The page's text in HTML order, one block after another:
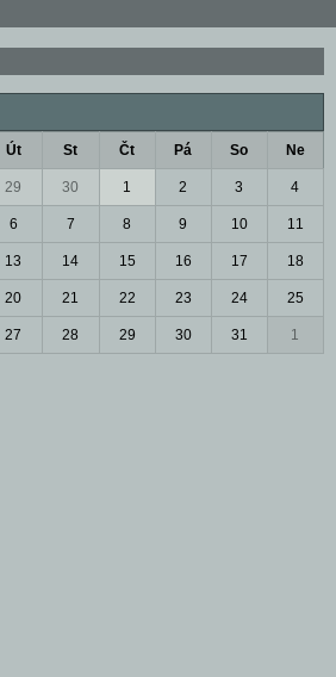
Út St Čt Pá So Ne
29 30 1 2 3 4
6 7 8 9 10 11
13 14 15 16 17 18
20 21 22 23 24 25
27 28 29 30 31 1